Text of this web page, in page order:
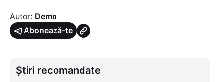
Autor: Demo
Abonează-te
Știri recomandate